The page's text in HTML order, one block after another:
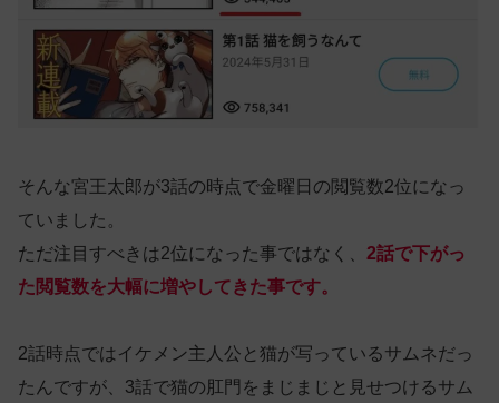
そんな宮王太郎が3話の時点で金曜日の閲覧数2位になっ
ていました。
ただ注目すべきは2位になった事ではなく、 2話で下がっ
た閲覧数を大幅に増やしてきた事です。
2話時点ではイケメン主人公と猫が写っているサムネだっ
たんですが、3話で猫の肛門をまじまじと見せつけるサム